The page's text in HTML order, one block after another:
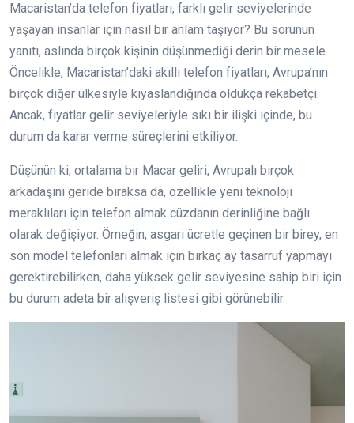
Macaristan’da telefon fiyatları, farklı gelir seviyelerinde
yaşayan insanlar için nasıl bir anlam taşıyor? Bu sorunun
yanıtı, aslında birçok kişinin düşünmediği derin bir mesele.
Öncelikle, Macaristan’daki akıllı telefon fiyatları, Avrupa’nın
birçok diğer ülkesiyle kıyaslandığında oldukça rekabetçi.
Ancak, fiyatlar gelir seviyeleriyle sıkı bir ilişki içinde, bu
durum da karar verme süreçlerini etkiliyor.
Düşünün ki, ortalama bir Macar geliri, Avrupalı birçok
arkadaşını geride bıraksa da, özellikle yeni teknoloji
meraklıları için telefon almak cüzdanın derinliğine bağlı
olarak değişiyor. Örneğin, asgari ücretle geçinen bir birey, en
son model telefonları almak için birkaç ay tasarruf yapmayı
gerektirebilirken, daha yüksek gelir seviyesine sahip biri için
bu durum adeta bir alışveriş listesi gibi görünebilir.